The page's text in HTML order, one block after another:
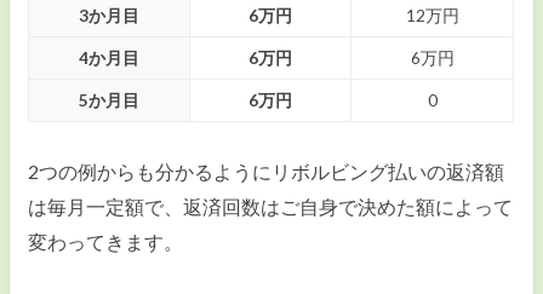
3か月目 6万円 12万円
4か月目 6万円 6万円
5か月目 6万円 0
2つの例からも分かるようにリボルビング払いの返済額
は毎月一定額で、返済回数はご自身で決めた額によって
変わってきます。